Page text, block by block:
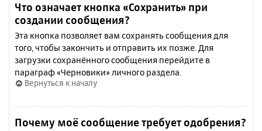
Что означает кнопка «Сохранить» при
создании сообщения?
Эта кнопка позволяет вам сохранять сообщения для
того, чтобы закончить и отправить их позже. Для
загрузки сохранённого сообщения перейдите в
параграф «Черновики» личного раздела.
Вернуться к началу
Почему моё сообщение требует одобрения?